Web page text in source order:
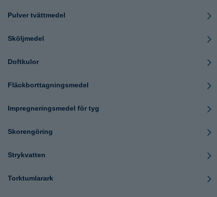
Pulver tvättmedel
Sköljmedel
Doftkulor
Fläckborttagningsmedel
Impregneringsmedel för tyg
Skorengöring
Strykvatten
Torktumlarark